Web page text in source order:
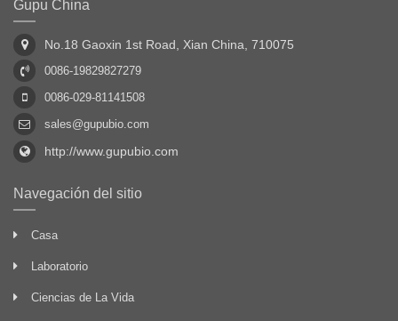
Gupu China
No.18 Gaoxin 1st Road, Xian China, 710075
0086-19829827279
0086-029-81141508
sales@gupubio.com
http://www.gupubio.com
Navegación del sitio
Casa
Laboratorio
Ciencias de La Vida